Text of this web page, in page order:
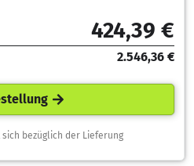
424,39 €
2.546,36 €
bezüglich der Lieferung